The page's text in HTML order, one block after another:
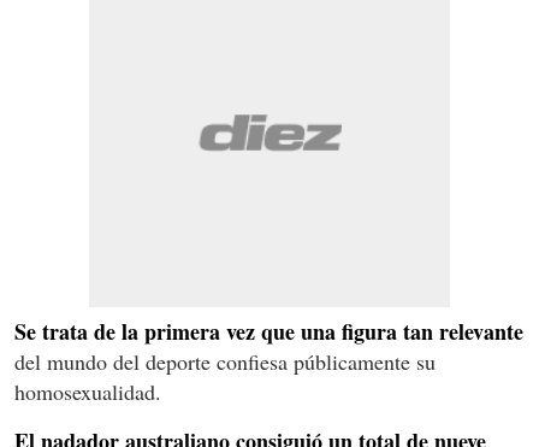
Se trata de la primera vez que una figura tan relevante
del mundo del deporte confiesa públicamente su
homosexualidad.
El nadador australiano consiguió un total de nueve